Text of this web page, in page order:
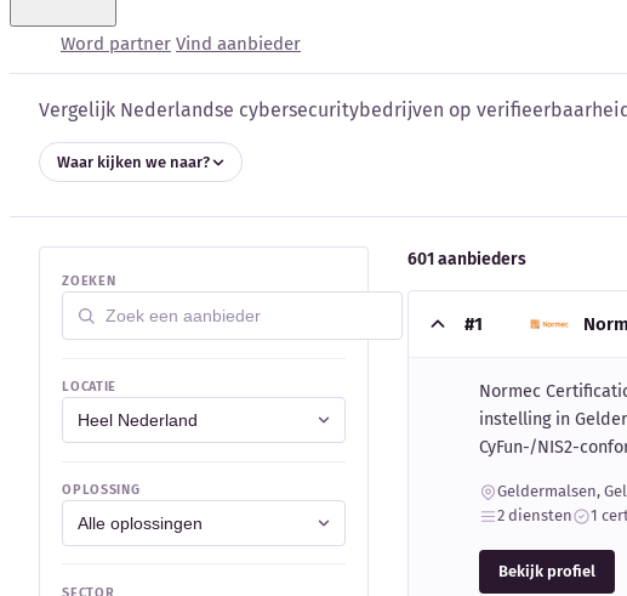
Word partner Vind aanbieder
Cybersecurity bedrijven
Vergelijk Nederlandse cybersecuritybedrijven op
Waar kijken we naar?
ZOEKEN
LOCATIE
OPLOSSING
SECTOR
601 aanbieders
#1
Normec
instelling in
CyFun-/NIS2-
Geldermalsen,
2 diensten
1
Bekijk profiel